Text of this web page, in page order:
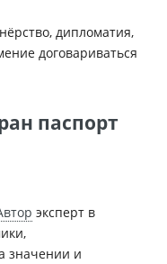
дипломатия,
договариваться
паспорт
эксперт в
значении и